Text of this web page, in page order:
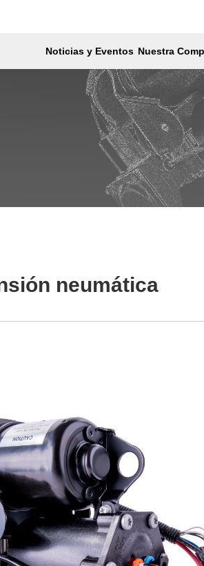
Noticias y Eventos Nuestra
neumática